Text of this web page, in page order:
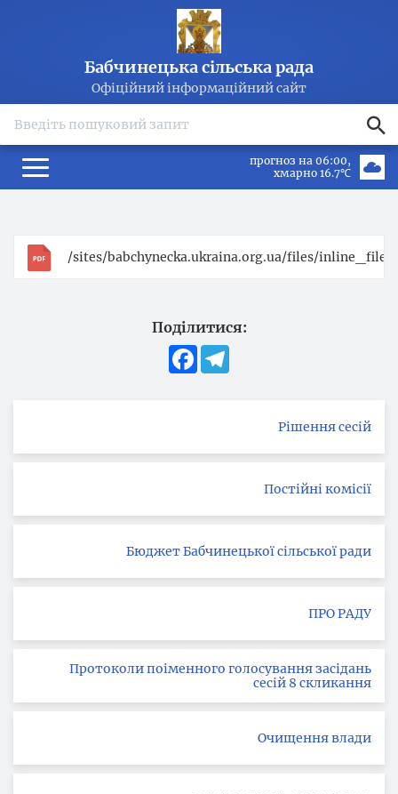
Бабчинецька сільська рада
Офіційний інформаційний сайт
прогноз на 06:00
хмарно 16.7℃
/sites/babchynecka.ukraina.org.ua/files/inline_files/
Поділитися:
Facebook
Рішення сесій
Постійні комісії
Бюджет Бабчинецької сільської ради
ПРО РАДУ
Протоколи поіменного голосування засідань
сесій 8 скликання
Очищення влади